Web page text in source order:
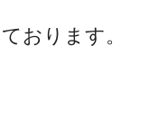
おります。